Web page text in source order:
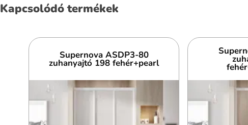
Kapcsolódó termékek
Supernova ASDP3-80
zuhanyajtó 198 fehér+pearl